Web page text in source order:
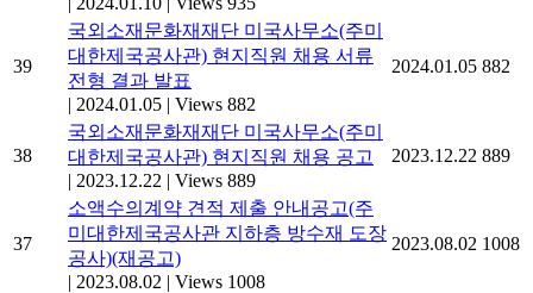
39
국외소재문화재재단 미국사무소(주미
대한제국공사관) 현지직원 채용 서류
전형 결과 발표
| 2024.01.05 | Views 882
2024.01.05 882
38
국외소재문화재재단 미국사무소(주미
대한제국공사관) 현지직원 채용 공고
| 2023.12.22 | Views 889
2023.12.22 889
37
소액수의계약 견적 제출 안내공고(주
미대한제국공사관 지하층 방수재 도장
공사)(재공고)
| 2023.08.02 | Views 1008
2023.08.02 1008